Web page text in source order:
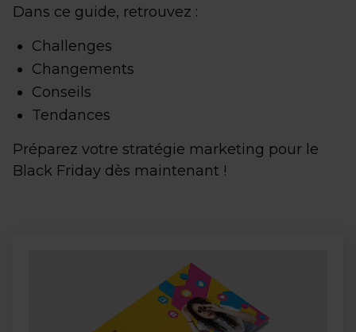
Dans ce guide, retrouvez :
Challenges
Changements
Conseils
Tendances
Préparez votre stratégie marketing pour le
Black Friday dès maintenant !